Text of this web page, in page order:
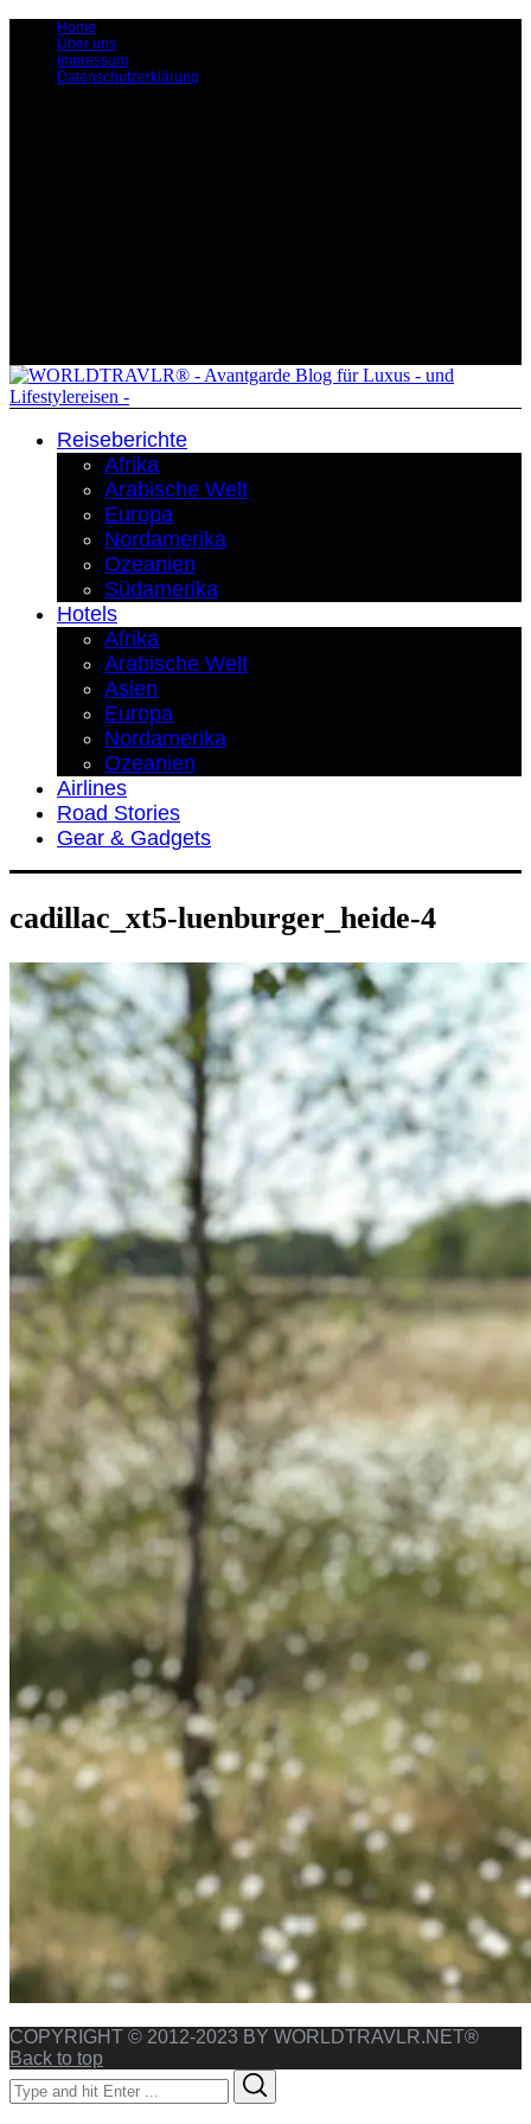
Home
Über uns
Impressum
Datenschutzerklärung
Reiseberichte
Afrika
Arabische Welt
Europa
Nordamerika
Ozeanien
Südamerika
Hotels
Afrika
Arabische Welt
Asien
Europa
Nordamerika
Ozeanien
Airlines
Road Stories
Gear & Gadgets
cadillac_xt5-luenburger_heide-4
COPYRIGHT © 2012-2023 BY WORLDTRAVLR.NET®
Back to top
Search
for: